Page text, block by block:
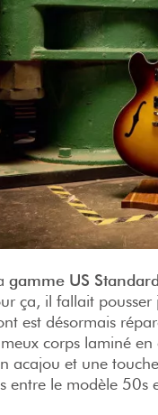
gamme US
ça, il fallait pousser
est désormais
corps laminé
acajou et une
entre le modèle 50s